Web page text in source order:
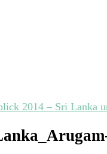
2014 – Sri Lanka